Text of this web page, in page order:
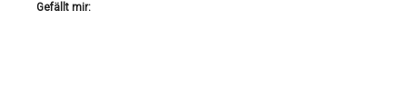
Gefällt mir: